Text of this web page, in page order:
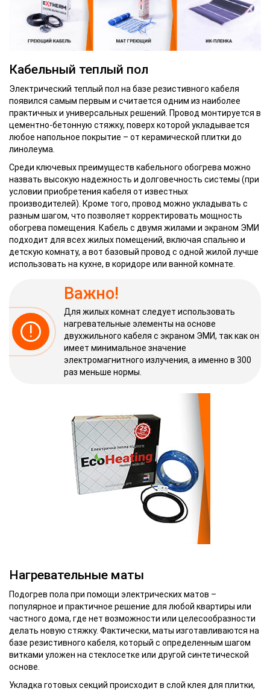
Кабельный теплый пол
Электрический теплый пол на базе резистивного кабеля
появился самым первым и считается одним из наиболее
практичных и универсальных решений. Провод монтируется в
цементно-бетонную стяжку, поверх которой укладывается
любое напольное покрытие – от керамической плитки до
линолеума.
Среди ключевых преимуществ кабельного обогрева можно
назвать высокую надежность и долговечность системы (при
условии приобретения кабеля от известных
производителей). Кроме того, провод можно укладывать с
разным шагом, что позволяет корректировать мощность
обогрева помещения. Кабель с двумя жилами и экраном ЭМИ
подходит для всех жилых помещений, включая спальню и
детскую комнату, а вот базовый провод с одной жилой лучше
использовать на кухне, в коридоре или ванной комнате.
!
Важно!
Для жилых комнат следует использовать
нагревательные элементы на основе
двухжильного кабеля с экраном ЭМИ, так как он
имеет минимальное значение
электромагнитного излучения, а именно в 300
раз меньше нормы.
Нагревательные маты
Подогрев пола при помощи электрических матов –
популярное и практичное решение для любой квартиры или
частного дома, где нет возможности или целесообразности
делать новую стяжку. Фактически, маты изготавливаются на
базе резистивного кабеля, который с определенным шагом
витками уложен на стеклосетке или другой синтетической
основе.
Укладка готовых секций происходит в слой клея для плитки,